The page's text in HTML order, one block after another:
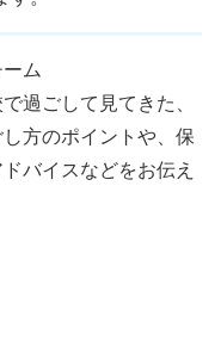
ム
過ごして見てきた、
方のポイントや、保
バイスなどをお伝え